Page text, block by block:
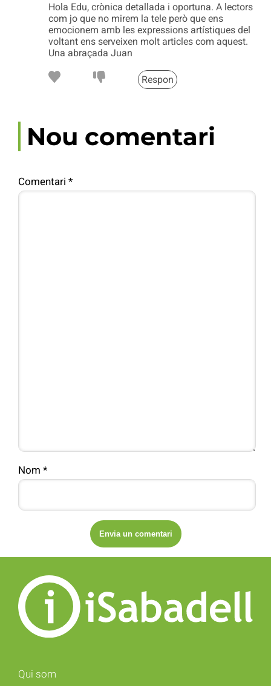
Hola Edu, crònica detallada i oportuna. A lectors
com jo que no mirem la tele però que ens
emocionem amb les expressions artístiques del
voltant ens serveixen molt articles com aquest.
Una abraçada Juan
Respon
Nou comentari
Comentari *
Nom *
Qui som